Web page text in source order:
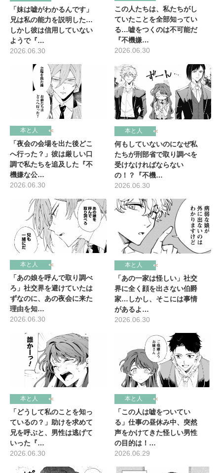
「妹は嘘がわかるんです」
兄は私の能力を説明した…
しかし彼は信用していない
ようで『…
2026.06.30
この人たちは、私たちがし
ていたことを全部知ってい
る…嘘をつくのは不可能だ
『不機嫌…
2026.06.30
本と人
「夜会の会場を出た後どこ
へ行った？」彼は厳しい口
調で私たちを追及した『不
機嫌な公…
2026.06.30
本と人
何もしていないのになぜ私
たちが刑部省で取り調べを
受けなければならない
の！？『不機…
2026.06.30
本と人
「あの娘を呼んで取り調べ
ろ」社交界を避けていたは
ずなのに、あの夜会に来た
理由を知…
2026.06.30
本と人
「あの一家は怪しい」社交
界に全く顔を出さない伯爵
家…しかし、そこには事情
があるよ…
2026.06.30
本と人
「どうして私のことを知っ
ているの？」助けを求めて
兄を呼ぶと、男性は逃げて
いった『…
2026.06.30
本と人
「この人は嘘をついてい
る」仕事の昼休み中、突然
声をかけてきた怪しい男性
の目的は！…
2026.06.29